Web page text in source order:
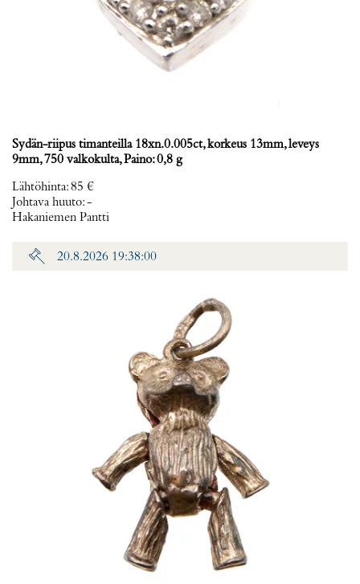
Sydän-riipus timanteilla 18xn.0.005ct, korkeus 13mm, leveys
9mm, 750 valkokulta, Paino: 0,8 g
Lähtöhinta:85 €
Johtava huuto:-
Hakaniemen Pantti
20.8.2026 19:38:00